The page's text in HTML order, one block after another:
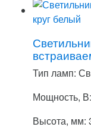
Тип ламп:
Мощность,
Высота, мм: